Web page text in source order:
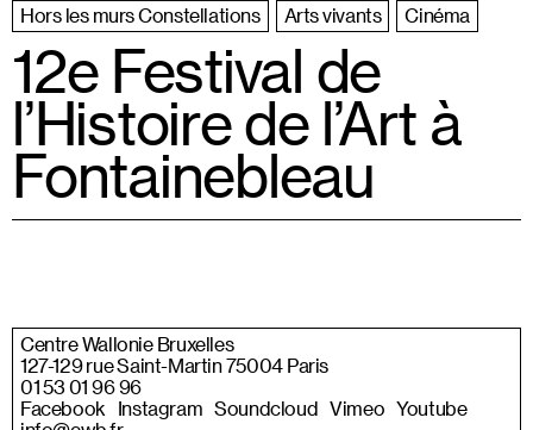
Hors les murs Constellations
Arts vivants Cinéma
12e Festival de
l’Histoire de l’Art à
Fontainebleau
Centre Wallonie Bruxelles
127-129 rue Saint-Martin 75004 Paris
01 53 01 96 96
Facebook
Instagram Soundcloud Vimeo Youtube